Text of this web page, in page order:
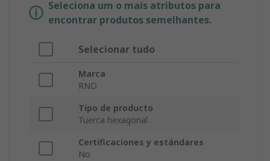
Seleciona um o mais atributos para
encontrar produtos semelhantes.
Selecionar tudo
Marca
RND
Tipo de producto
Tuerca hexagonal
Certificaciones y estándares
No